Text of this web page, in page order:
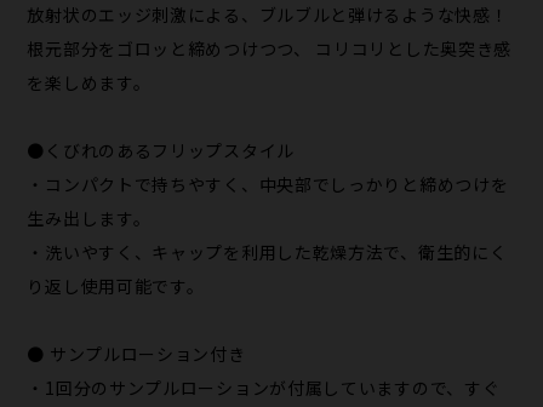
放射状のエッジ刺激による、ブルブルと弾けるような快感！
根元部分をゴロッと締めつけつつ、 コリコリとした奥突き感
を楽しめます。
●くびれのあるフリップスタイル
・コンパクトで持ちやすく、中央部でしっかりと締めつけを
生み出します。
・洗いやすく、キャップを利用した乾燥方法で、衛生的にく
り返し使用可能です。
● サンプルローション付き
・1回分のサンプルローションが付属していますので、すぐ